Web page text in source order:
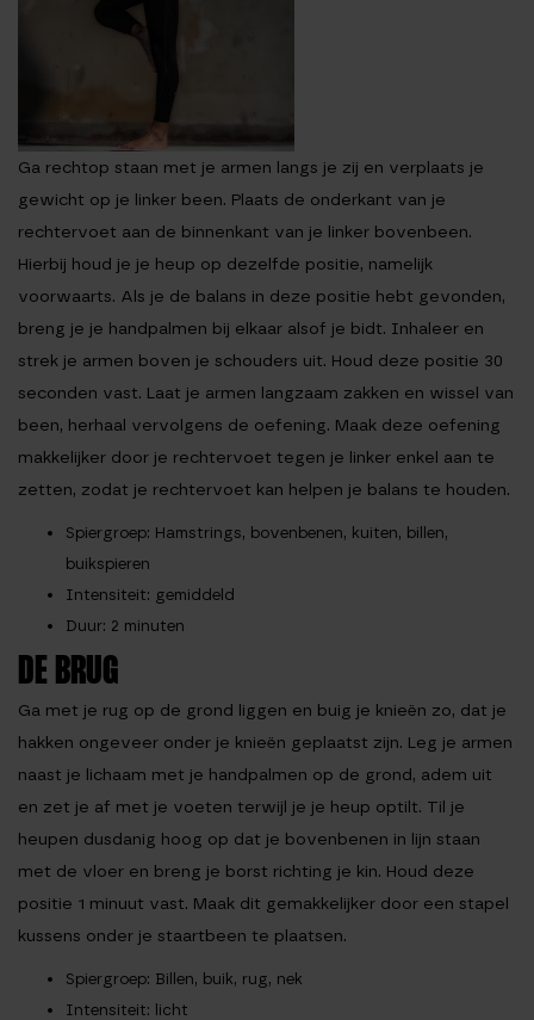
Ga rechtop staan met je armen langs je zij en verplaats je
gewicht op je linker been. Plaats de onderkant van je
rechtervoet aan de binnenkant van je linker bovenbeen.
Hierbij houd je je heup op dezelfde positie, namelijk
voorwaarts. Als je de balans in deze positie hebt gevonden,
breng je je handpalmen bij elkaar alsof je bidt. Inhaleer en
strek je armen boven je schouders uit. Houd deze positie 30
seconden vast. Laat je armen langzaam zakken en wissel van
been, herhaal vervolgens de oefening. Maak deze oefening
makkelijker door je rechtervoet tegen je linker enkel aan te
zetten, zodat je rechtervoet kan helpen je balans te houden.
Spiergroep: Hamstrings, bovenbenen, kuiten, billen,
buikspieren
Intensiteit: gemiddeld
Duur: 2 minuten
DE BRUG
Ga met je rug op de grond liggen en buig je knieën zo, dat je
hakken ongeveer onder je knieën geplaatst zijn. Leg je armen
naast je lichaam met je handpalmen op de grond, adem uit
en zet je af met je voeten terwijl je je heup optilt. Til je
heupen dusdanig hoog op dat je bovenbenen in lijn staan
met de vloer en breng je borst richting je kin. Houd deze
positie 1 minuut vast. Maak dit gemakkelijker door een stapel
kussens onder je staartbeen te plaatsen.
Spiergroep: Billen, buik, rug, nek
Intensiteit: licht